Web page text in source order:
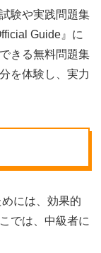
験や実践問題集
Guide』に
きる無料問題集
を体験し、実力
には、効果的
では、中級者に